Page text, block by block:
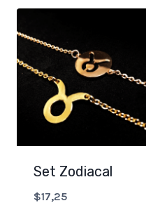
Set Zodiacal
$17,25